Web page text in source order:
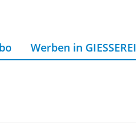
Werben in GIESSEREI